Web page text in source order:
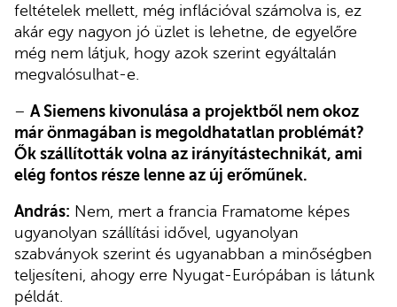
feltételek mellett, még inflációval számolva is, ez
akár egy nagyon jó üzlet is lehetne, de egyelőre
még nem látjuk, hogy azok szerint egyáltalán
megvalósulhat-e.
– A Siemens kivonulása a projektből nem okoz
már önmagában is megoldhatatlan problémát?
Ők szállították volna az irányítástechnikát, ami
elég fontos része lenne az új erőműnek.
András: Nem, mert a francia Framatome képes
ugyanolyan szállítási idővel, ugyanolyan
szabványok szerint és ugyanabban a minőségben
teljesíteni, ahogy erre Nyugat-Európában is látunk
példát.